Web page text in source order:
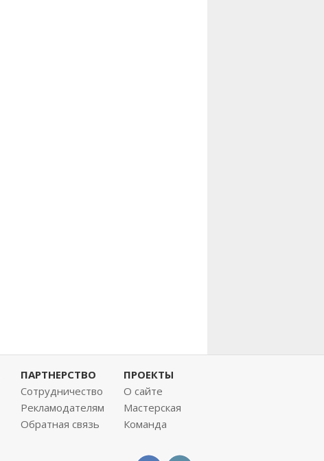
ПАРТНЕРСТВО
Сотрудничество
Рекламодателям
Обратная связь
ПРОЕКТЫ
О сайте
Мастерская
Команда